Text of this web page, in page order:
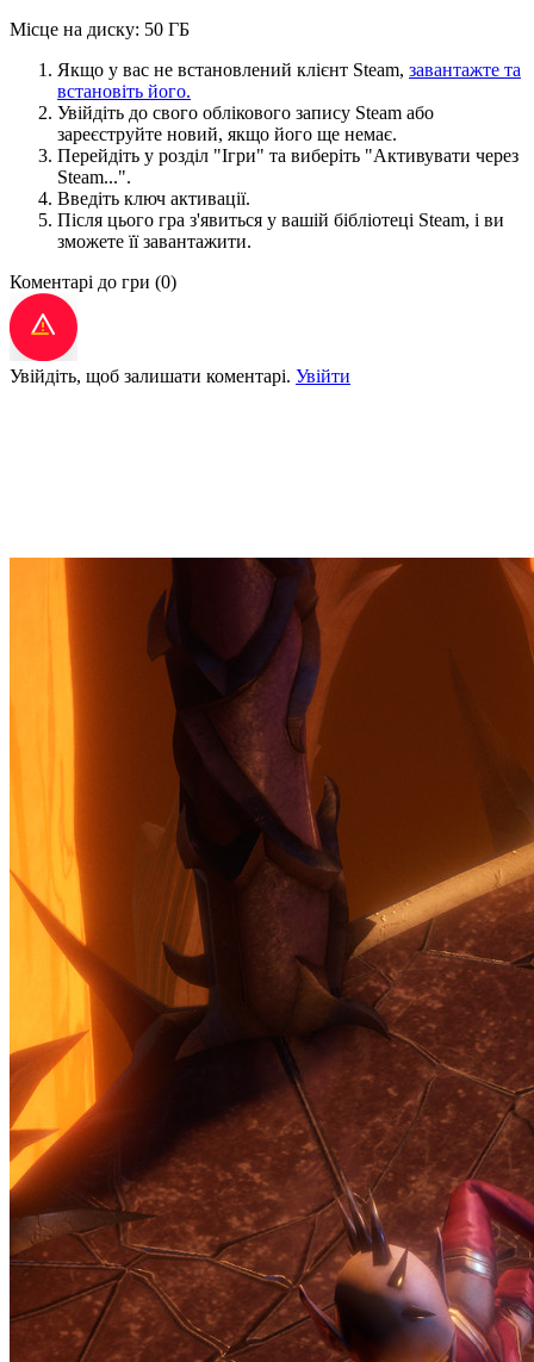
Місце на диску: 50 ГБ
Якщо у вас не встановлений клієнт Steam, завантажте та
встановіть його.
Увійдіть до свого облікового запису Steam або
зареєструйте новий, якщо його ще немає.
Перейдіть у розділ "Ігри" та виберіть "Активувати через
Steam...".
Введіть ключ активації.
Після цього гра з'явиться у вашій бібліотеці Steam, і ви
зможете її завантажити.
Коментарі до гри (0)
Увійдіть, щоб залишати коментарі. Увійти